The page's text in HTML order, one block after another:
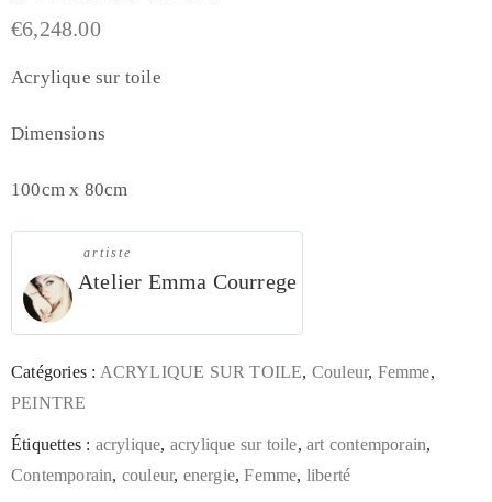
€6,248.00
Acrylique sur toile
Dimensions
100cm x 80cm
artiste
Atelier Emma Courrege
Catégories : ACRYLIQUE SUR TOILE, Couleur, Femme,
PEINTRE
Étiquettes : acrylique, acrylique sur toile,art contemporain,
Contemporain, couleur, energie,Femme, liberté